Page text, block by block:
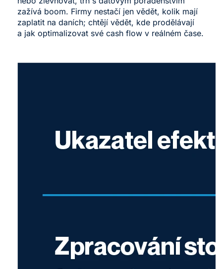
zažívá boom. Firmy nestačí jen vědět, kolik mají
zaplatit na daních; chtějí vědět, kde prodělávají
a jak optimalizovat své cash flow v reálném čase.